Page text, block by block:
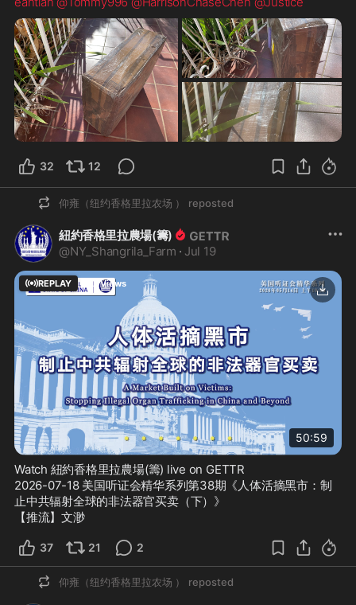
32 12
仰雍（纽约香格里拉农场 ） reposted
紐約香格里拉農場(籌)
@NY_Shangrila_Farm · Jul 19
Watch 紐約香格里拉農場(籌) live on GETTR
2026-07-18 美国听证会精华系列第38期《人体活摘黑市：制
止中共辐射全球的非法器官买卖（下）》
【推流】文渺
REPLAY 657 Views
50:59
37 21 2
仰雍（纽约香格里拉农场 ） reposted